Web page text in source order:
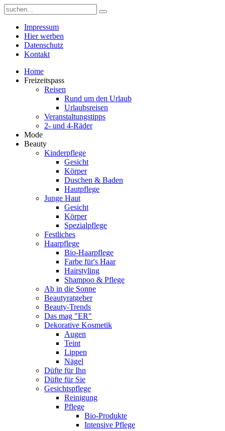
Impressum
Hier werben
Datenschutz
Kontakt
Home
Freizeitspass
Reisen
Rund um den Urlaub
Urlaubsreisen
Veranstaltungstipps
2- und 4-Räder
Mode
Beauty
Kinderpflege
Gesicht
Körper
Duschen & Baden
Hautpflege
Junge Haut
Gesicht
Körper
Spezialpflege
Festliches
Haarpflege
Bio-Haarpflege
Farbe für's Haar
Hairstyling
Shampoo & Pflege
Ab in die Sonne
Beautyratgeber
Beauty-Trends
Das mag "ER"
Dekorative Kosmetik
Augen
Teint
Lippen
Nägel
Düfte für Ihn
Düfte für Sie
Gesichtspflege
Reinigung
Pflege
Bio-Produkte
Intensive Pflege